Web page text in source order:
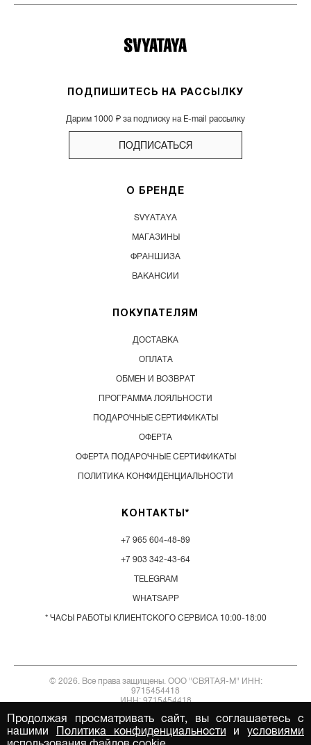
Продолжая просматривать сайт, вы соглашаетесь с
нашими
Политика конфиденциальности и условиями
О БРЕНДЕ
SVYATAYA
МАГАЗИНЫ
ФРАНШИЗА
ВАКАНСИИ
ПОКУПАТЕЛЯМ
ДОСТАВКА
ОПЛАТА
ОБМЕН И ВОЗВРАТ
ПРОГРАММА ЛОЯЛЬНОСТИ
ПОДАРОЧНЫЕ СЕРТИФИКАТЫ
ОФЕРТА
ОФЕРТА ПОДАРОЧНЫЕ СЕРТИФИКАТЫ
ПОЛИТИКА КОНФИДЕНЦИАЛЬНОСТИ
КОНТАКТЫ*
+7 965 604-48-89
+7 903 342-43-64
TELEGRAM
WHATSAPP
* ЧАСЫ РАБОТЫ КЛИЕНТСКОГО СЕРВИСА 10:00-18:00
ПОДПИШИТЕСЬ НА РАССЫЛКУ
Дарим 1000 ₽ за подписку на E-mail рассылку
ПОДПИСАТЬСЯ
© 2026. Все права защищены. ООО "СВЯТАЯ-М" ИНН:
9715454418
ИНН: 9715454418